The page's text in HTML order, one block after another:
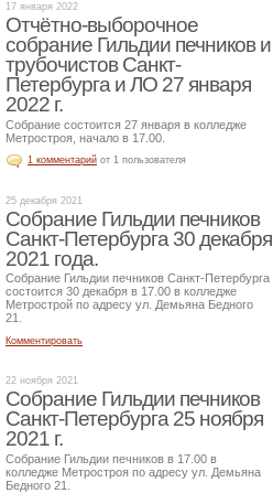
17 января 2022
Отчётно-выборочное
собрание Гильдии печников и
трубочистов Санкт-
Петербурга и ЛО 27 января
2022 г.
Собрание состоится 27 января в колледже
Метростроя, начало в 17.00.
1 комментарий от 1 пользователя
25 декабря 2021
Собрание Гильдии печников
Санкт-Петербурга 30 декабря
2021 года.
Собрание Гильдии печников Санкт-Петербурга
состоится 30 декабря в 17.00 в колледже
Метрострой по адресу ул. Демьяна Бедного
21.
Комментировать
22 ноября 2021
Собрание Гильдии печников
Санкт-Петербурга 25 ноября
2021 г.
Собрание Гильдии печников в 17.00 в
колледже Метростроя по адресу ул. Демьяна
Бедного 21.